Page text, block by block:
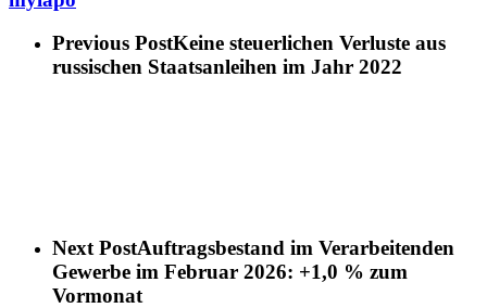
Previous PostKeine steuerlichen Verluste aus
russischen Staatsanleihen im Jahr 2022
Next PostAuftragsbestand im Verarbeitenden
Gewerbe im Februar 2026: +1,0 % zum
Vormonat